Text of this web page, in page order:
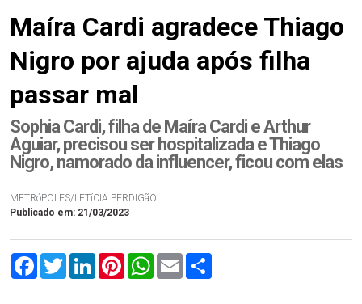
Maíra Cardi agradece Thiago
Nigro por ajuda após filha
passar mal
Sophia Cardi, filha de Maíra Cardi e Arthur
Aguiar, precisou ser hospitalizada e Thiago
Nigro, namorado da influencer, ficou com elas
METRóPOLES/LETíCIA PERDIGãO
Publicado em: 21/03/2023
FacebookTwitterLinkedInPinterestWhatsApp
Email